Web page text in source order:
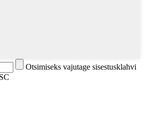
Otsimiseks vajutage sisestusklahvi